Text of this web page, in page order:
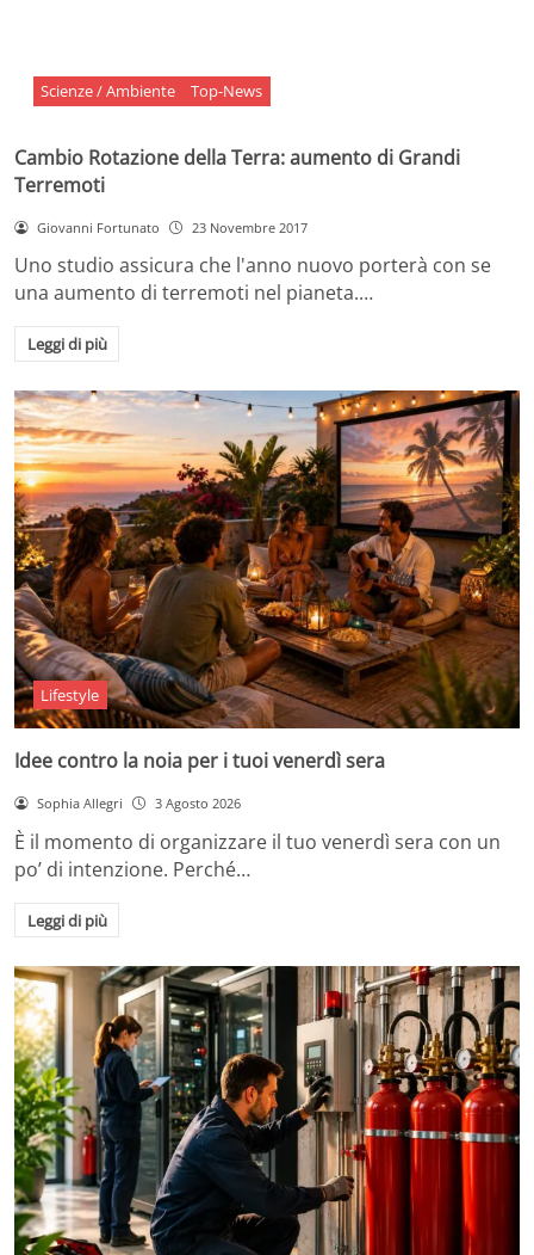
Scienze / Ambiente Top-News
Cambio Rotazione della Terra: aumento di Grandi
Terremoti
Giovanni Fortunato 23 Novembre 2017
Uno studio assicura che l'anno nuovo porterà con se
una aumento di terremoti nel pianeta.…
Leggi di più
Lifestyle
Idee contro la noia per i tuoi venerdì sera
Sophia Allegri 3 Agosto 2026
È il momento di organizzare il tuo venerdì sera con un
po’ di intenzione. Perché…
Leggi di più